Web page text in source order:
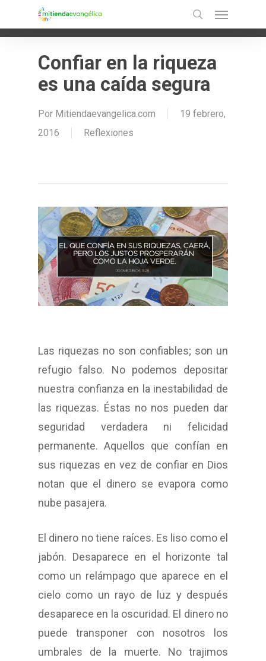
to
search
Confiar en la riqueza
es una caída segura
Por Mitiendaevangelica.com
19 febrero,
2016
Reflexiones
Las riquezas no son confiables; son un
refugio falso. No podemos depositar
nuestra confianza en la inestabilidad de
las riquezas. Éstas no nos pueden dar
seguridad verdadera ni felicidad
permanente. Aquellos que confían en
sus riquezas en vez de confiar en Dios
notan que el dinero se evapora como
nube pasajera.
El dinero no tiene raíces. Es liso como el
jabón. Desaparece en el horizonte tal
como un relámpago que aparece en el
cielo como un rayo de luz y después
desaparece en la oscuridad. El dinero no
puede transponer con nosotros los
umbrales de la muerte. No trajimos
Ir a la versión móvil